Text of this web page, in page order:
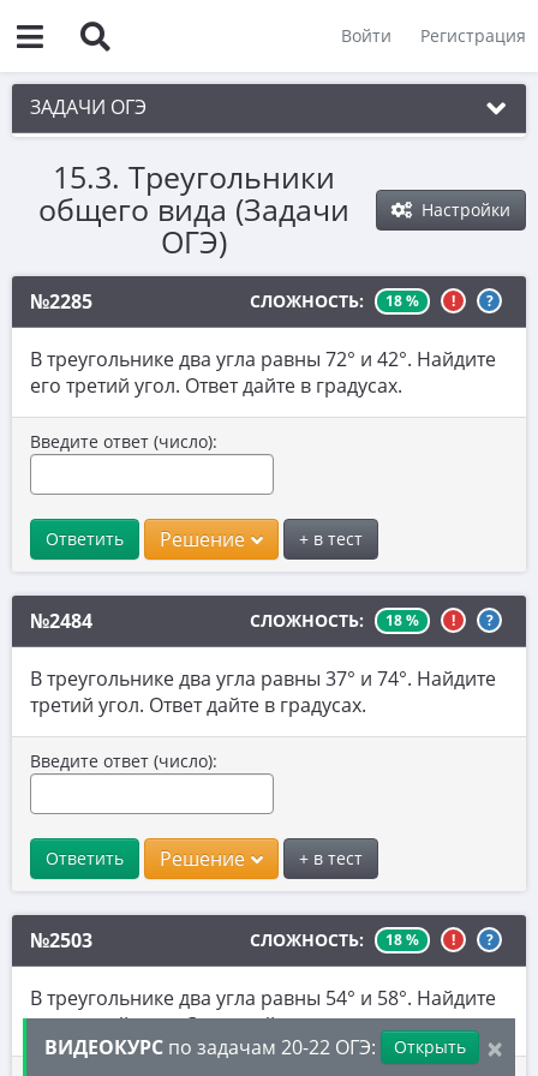
Войти Регистрация
ЗАДАЧИ ОГЭ
1. Практическая задача I
2. Практическая задача II
3. Практическая задача III
4. Практическая задача IV
6. Вычисления
7. Координатная прямая. Числовые
неравенства
8. Действительные числа. Степени.
Сравнения
10. Теория вероятностей
12. Расчеты по формулам
13. Неравенства
15.1. Прямоугольные треугольники
15.2. Равнобедренные треугольники
16. Окружности
17. Четырехугольники и многоугольники
Настройки
15.3. Треугольники
общего вида (Задачи
ОГЭ)
№2285 СЛОЖНОСТЬ: 18 % ! ?
В треугольнике два угла равны 72° и 42°. Найдите
его третий угол. Ответ дайте в градусах.
Введите ответ (число):
Ответить Решение + в тест
№2484 СЛОЖНОСТЬ: 18 % ! ?
В треугольнике два угла равны 37° и 74°. Найдите
третий угол. Ответ дайте в градусах.
Введите ответ (число):
Ответить Решение + в тест
№2503 СЛОЖНОСТЬ: 18 % ! ?
В треугольнике два угла равны 54° и 58°. Найдите
его третий угол. Ответ дайте в градусах.
×
ВИДЕОКУРС по задачам 20-22 ОГЭ: Открыть